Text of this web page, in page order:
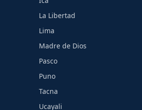
La Libertad
Lima
Madre de Dios
Pasco
Puno
Tacna
Ucayali